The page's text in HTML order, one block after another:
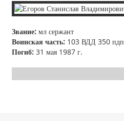
Звание: мл сержант
Воинская часть: 103 ВДД 350 пдп
Погиб: 31 мая 1987 г.